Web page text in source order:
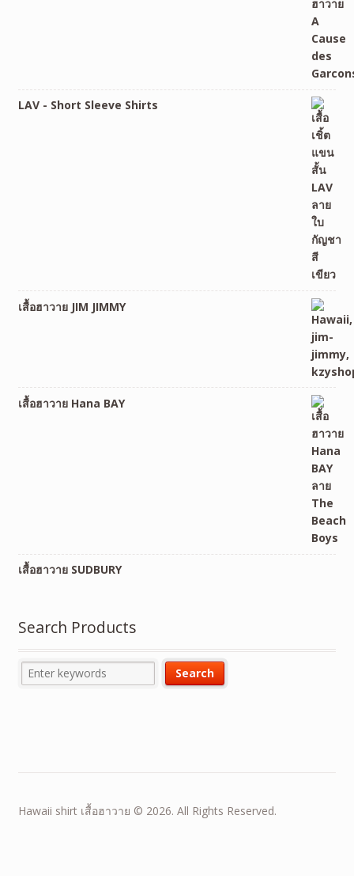
LAV - Short Sleeve Shirts
เสื้อฮาวาย JIM JIMMY
เสื้อฮาวาย Hana BAY
เสื้อฮาวาย SUDBURY
Search Products
Hawaii shirt เสื้อฮาวาย © 2026. All Rights Reserved.